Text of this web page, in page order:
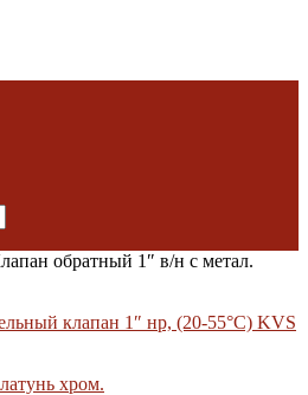
обратный 1″ в/н с метал.
клапан 1″ нр, (20-55°С) KVS
хром.